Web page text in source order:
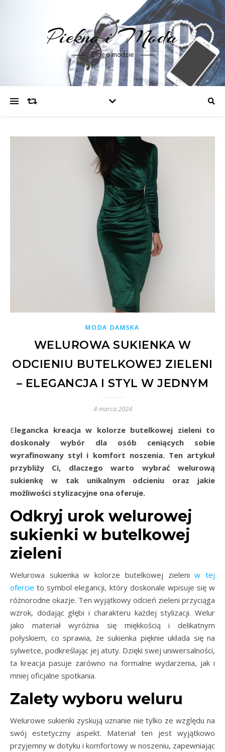
Piekno i Moda
Blog o modzie
MODA DAMSKA
WELUROWA SUKIENKA W
ODCIENIU BUTELKOWEJ ZIELENI
– ELEGANCJA I STYL W JEDNYM
4 marca 2024
Elegancka kreacja w kolorze butelkowej zieleni to
doskonały wybór dla osób ceniących sobie
wyrafinowany styl i komfort noszenia. Ten artykuł
przybliży Ci, dlaczego warto wybrać welurową
sukienkę w tak unikalnym odcieniu oraz jakie
możliwości stylizacyjne ona oferuje.
Odkryj urok welurowej
sukienki w butelkowej
zieleni
Welurowa sukienka w kolorze butelkowej zieleniw tej
ofercie to symbol elegancji, który doskonale wpisuje się w
różnorodne okazje. Ten wyjątkowy odcień zieleni przyciąga
wzrok, dodając głębi i charakteru każdej stylizacji. Welur
jako materiał wyróżnia się miękkością i delikatnym
połyskiem, co sprawia, że sukienka pięknie układa się na
sylwetce, podkreślając jej atuty. Dzięki swej uniwersalności,
ta kreacja pasuje zarówno na formalne wydarzenia, jak i
mniej oficjalne spotkania.
Zalety wyboru weluru
Welurowe sukienki zyskują uznanie nie tylko ze względu na
swój estetyczny aspekt. Materiał ten jest wyjątkowo
przyjemny w dotyku i komfortowy w noszeniu, zapewniając